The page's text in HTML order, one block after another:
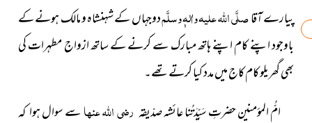
پیارے آقاصلَّی اللہ علیہ واٰلہٖ وسلَّمدوجہاں کے شہنشاہ و مالک ہونے کے
باوجود اپنے کام اپنے ہاتھ مبارک سے کرنے کے ساتھ ازواج مطہرات کی
بھی گھریلو کام کاج میں مدد کیا کرتے تھے۔
امُّ المؤمنین حضرتِ سَیِّدَتُنا عائشہ صدّیقہ رضی اللہ عنہاسے سوالہوا کہ